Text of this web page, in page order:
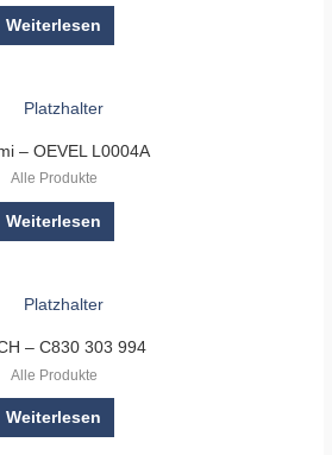
Weiterlesen
– OEVEL L0004A
Alle Produkte
Weiterlesen
– C830 303 994
Alle Produkte
Weiterlesen